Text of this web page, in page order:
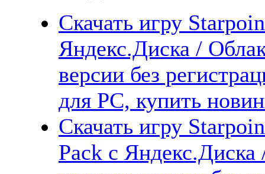
Скачать игру
Яндекс.Диска /
версии без
для PC, купить
Скачать игру
Pack с